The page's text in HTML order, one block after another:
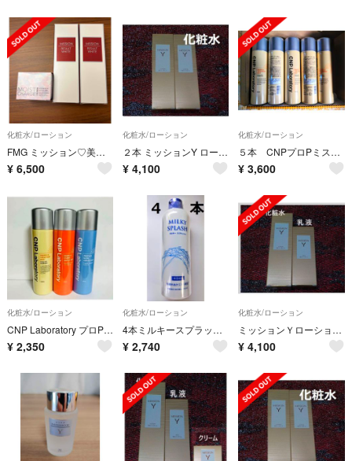
化粧水/ローション
FMG ミッション♡美白化粧水2本･シワ改善美白ジェル50g3点セット
¥ 6,500
化粧水/ローション
２本 ミッションY ローション ハリ つや うるおい キメ FMGミッション
¥ 4,100
化粧水/ローション
５本 CNPプロPミスト 化粧水 スプレー しっとりつや肌 プロポリスエキス
¥ 3,600
化粧水/ローション
CNP Laboratory プロPミスト Vミスト Gミスト ミスト化粧水３本
¥ 2,350
化粧水/ローション
4本ミルキースプラッシュ 軽い感触しっとり潤い 顔・ボディに FMG＆ミッション
¥ 2,740
化粧水/ローション
ミッションＹローションとミルク 酵母 無香料 エフエムジー＆ミッション エイボン
¥ 4,100